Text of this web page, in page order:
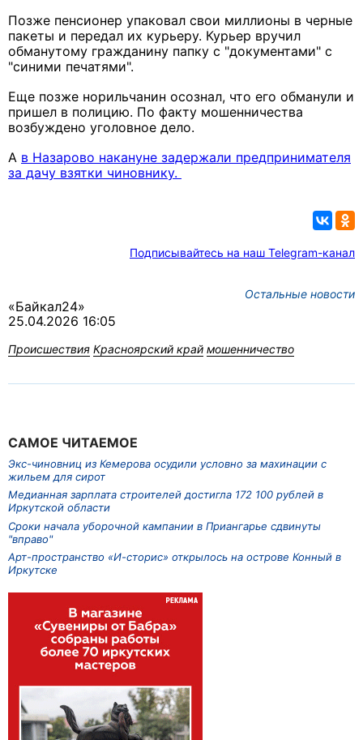
Позже пенсионер упаковал свои миллионы в черные
пакеты и передал их курьеру. Курьер вручил
обманутому гражданину папку с "документами" с
"синими печатями".
Еще позже норильчанин осознал, что его обманули и
пришел в полицию. По факту мошенничества
возбуждено уголовное дело.
А в Назарово накануне задержали предпринимателя
за дачу взятки чиновнику.
Подписывайтесь на наш Telegram-канал
Остальные новости
«Байкал24»
25.04.2026 16:05
Происшествия Красноярский край мошенничество
САМОЕ ЧИТАЕМОЕ
Экс-чиновниц из Кемерова осудили условно за махинации с
жильем для сирот
Медианная зарплата строителей достигла 172 100 рублей в
Иркутской области
Сроки начала уборочной кампании в Приангарье сдвинуты
"вправо"
Арт-пространство «И-сторис» открылось на острове Конный в
Иркутске